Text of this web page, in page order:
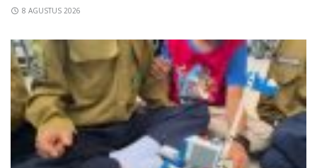
8 AGUSTUS 2026